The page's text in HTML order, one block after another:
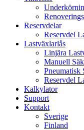
Reservdelar
Reservdel
Lastväxlarlås
Linjära
Manuell
Pneumatisk
Reservdel
Kalkylator
Support
Kontakt
Sverige
Finland